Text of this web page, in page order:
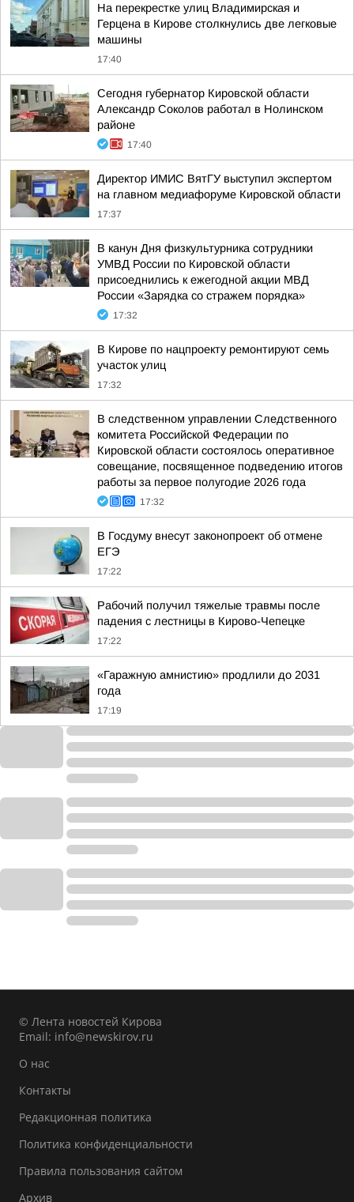
На перекрестке улиц Владимирская и
Герцена в Кирове столкнулись две легковые
машины
17:40
Сегодня губернатор Кировской области
Александр Соколов работал в Нолинском
районе
17:40
Директор ИМИС ВятГУ выступил экспертом
на главном медиафоруме Кировской области
17:37
В канун Дня физкультурника сотрудники
УМВД России по Кировской области
присоеднились к ежегодной акции МВД
России «Зарядка со стражем порядка»
17:32
В Кирове по нацпроекту ремонтируют семь
участок улиц
17:32
В следственном управлении Следственного
комитета Российской Федерации по
Кировской области состоялось оперативное
совещание, посвященное подведению итогов
работы за первое полугодие 2026 года
17:32
В Госдуму внесут законопроект об отмене
ЕГЭ
17:22
Рабочий получил тяжелые травмы после
падения с лестницы в Кирово-Чепецке
17:22
«Гаражную амнистию» продлили до 2031
года
17:19
© Лента новостей Кирова
Email: info@newskirov.ru
О нас
Контакты
Редакционная политика
Политика конфиденциальности
Правила пользования сайтом
Архив